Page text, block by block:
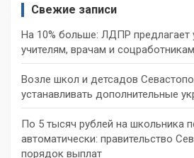
Свежие записи
На 10% больше: ЛДПР предлагает
учителям, врачам и соцработникам
Возле школ и детсадов
устанавливать дополнительные
По 5 тысяч рублей на школьника
автоматически: правительство
порядок выплат